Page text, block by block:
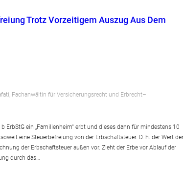
Trotz Vorzeitigem Auszug Aus Dem
Fachanwältin für Versicherungsrecht und Erbrecht–
ErbStG ein „Familienheim“ erbt und dieses dann für mindestens 10
eine Steuerbefreiung von der Erbschaftsteuer. D. h. der Wert der
der Erbschaftsteuer außen vor. Zieht der Erbe vor Ablauf der
durch das…